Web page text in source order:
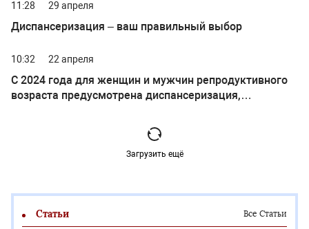
11:28 29 апреля
Диспансеризация – ваш правильный выбор
10:32 22 апреля
С 2024 года для женщин и мужчин репродуктивного
возраста предусмотрена диспансеризация,
Загрузить ещё
Статьи Все Статьи